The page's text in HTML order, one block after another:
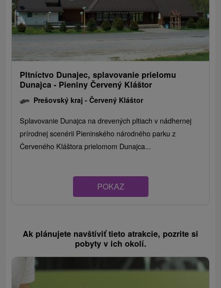
Pltníctvo Dunajec, splavovanie prielomu
Dunajca - Pieniny Červený Kláštor
Prešovský kraj -Červený Kláštor
Splavovanie Dunajca na drevených pltiach v nádhernej
prírodnej scenérii Pieninského národného parku z
Červeného Kláštora prielomom Dunajca...
POKAZ
Ak plánujete navštíviť tieto atrakcie, pozrite si
pobyty v ich okolí.